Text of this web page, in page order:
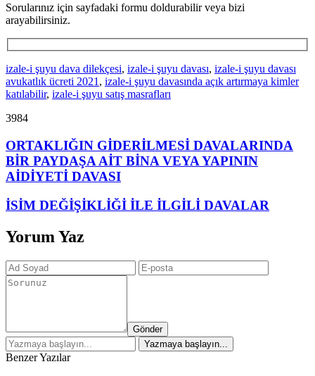
Sorularınız için sayfadaki formu doldurabilir veya bizi
arayabilirsiniz.
izale-i şuyu dava dilekçesi, izale-i şuyu davası, izale-i şuyu davası
avukatlık ücreti 2021 , izale-i şuyu davasında açık artırmaya kimler
katılabilir, izale-i şuyu satış masrafları
3984
ORTAKLIĞIN GİDERİLMESİ DAVALARINDA
BİR PAYDAŞA AİT BİNA VEYA YAPININ
AİDİYETİ DAVASI
İSİM DEĞİŞİKLİĞİ İLE İLGİLİ DAVALAR
Yorum Yaz
Gönder
Benzer Yazılar